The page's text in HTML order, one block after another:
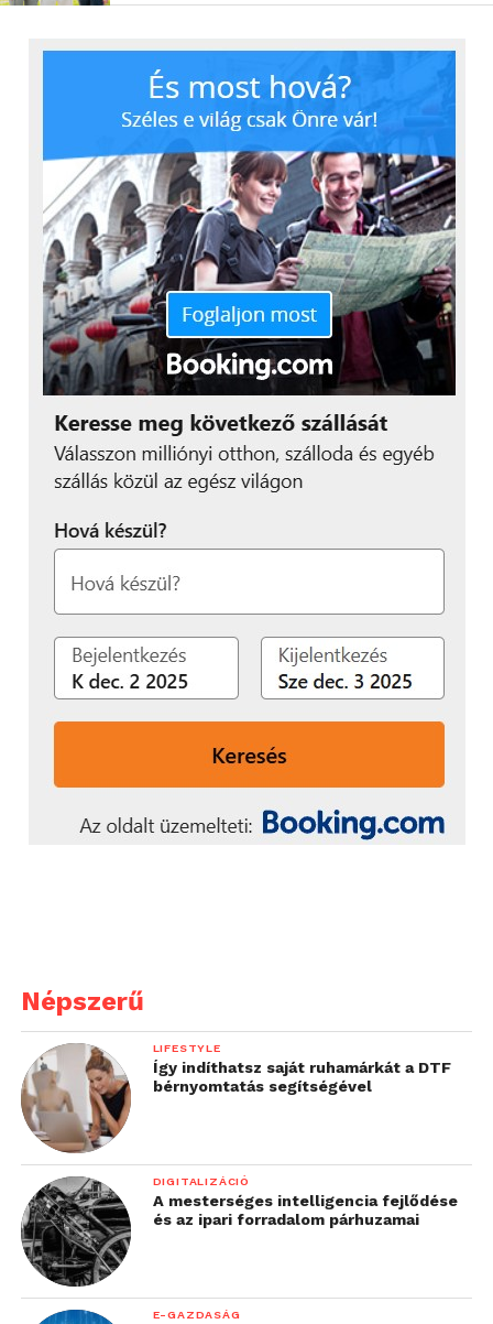
Népszerű
LIFESTYLE
Így indíthatsz saját ruhamárkát a DTF
bérnyomtatás segítségével
DIGITALIZÁCIÓ
A mesterséges intelligencia fejlődése
és az ipari forradalom párhuzamai
E-GAZDASÁG